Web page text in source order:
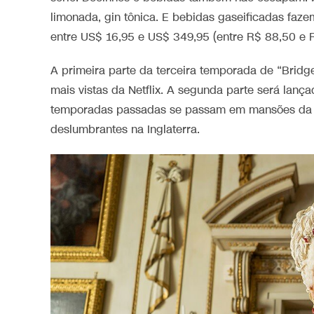
limonada, gin tônica. E bebidas gaseificadas
entre US$ 16,95 e US$ 349,95 (entre R$ 88,50 e
A primeira parte da terceira temporada de
mais vistas da Netflix. A segunda parte será
temporadas passadas se passam em mansões
deslumbrantes na Inglaterra.